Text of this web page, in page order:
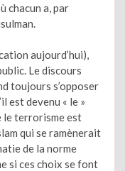
chacun a, par
aujourd’hui),
Le discours
toujours s’opposer
est devenu « le »
le terrorisme est
qui se ramènerait
de la norme
si ces choix se font